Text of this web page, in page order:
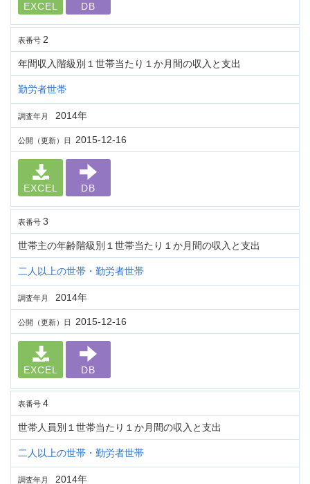
EXCEL DB
表番号 2
年間収入階級別１世帯当たり１か月間の収入と支出
勤労者世帯
調査年月 2014年
公開（更新）日 2015-12-16
EXCEL DB
表番号 3
世帯主の年齢階級別１世帯当たり１か月間の収入と支出
二人以上の世帯・勤労者世帯
調査年月 2014年
公開（更新）日 2015-12-16
EXCEL DB
表番号 4
世帯人員別１世帯当たり１か月間の収入と支出
二人以上の世帯・勤労者世帯
調査年月 2014年